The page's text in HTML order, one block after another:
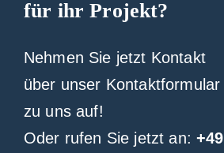
für ihr Projekt?
Nehmen Sie jetzt Kontakt
über unser Kontaktformular
zu uns auf!
Oder rufen Sie jetzt an: +49